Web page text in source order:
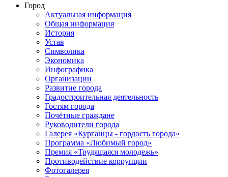
Город
Актуальная информация
Общая информация
История
Устав
Символика
Экономика
Инфографика
Организации
Развитие города
Градостроительная деятельность
Гостям города
Почётные граждане
Руководители города
Галерея «Курганцы - гордость города»
Программа «Любимый город»
Премия «Трудящаяся молодежь»
Противодействие коррупции
Фотогалерея